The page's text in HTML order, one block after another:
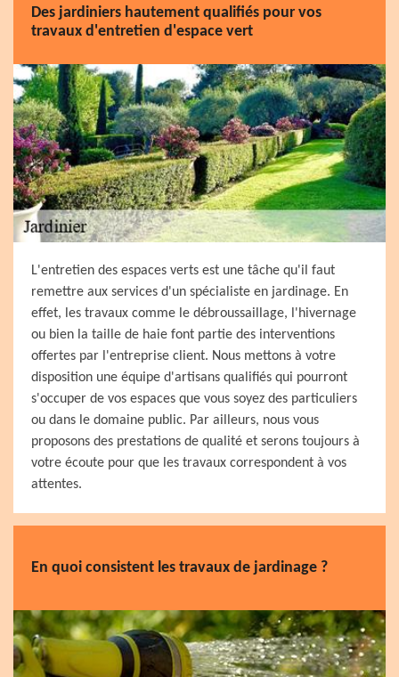
Des jardiniers hautement qualifiés pour vos
travaux d'entretien d'espace vert
L'entretien des espaces verts est une tâche qu'il faut
remettre aux services d'un spécialiste en jardinage. En
effet, les travaux comme le débroussaillage, l'hivernage
ou bien la taille de haie font partie des interventions
offertes par l'entreprise client. Nous mettons à votre
disposition une équipe d'artisans qualifiés qui pourront
s'occuper de vos espaces que vous soyez des particuliers
ou dans le domaine public. Par ailleurs, nous vous
proposons des prestations de qualité et serons toujours à
votre écoute pour que les travaux correspondent à vos
attentes.
En quoi consistent les travaux de jardinage ?